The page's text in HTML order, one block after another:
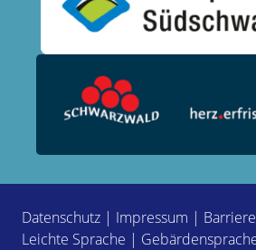
Datenschutz | Impressum |
Leichte Sprache |